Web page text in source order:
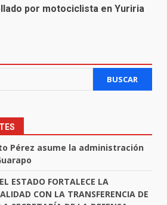
por motociclista en Yuriria
BUSCAR
Pérez asume la administración
ESTADO FORTALECE LA
CON LA TRANSFERENCIA DE